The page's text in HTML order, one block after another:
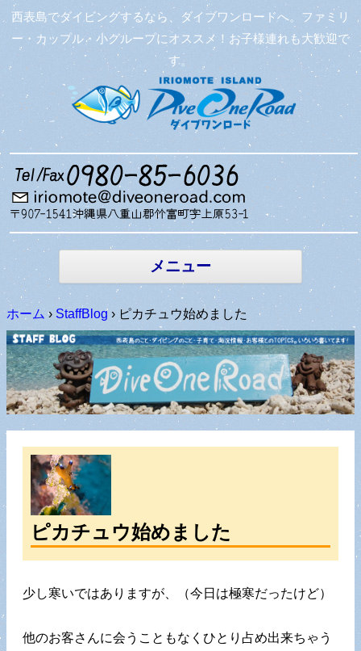
西表島でダイビングするなら、ダイブワンロードへ。ファミリ
ー・カップル・小グループにオススメ！お子様連れも大歓迎で
す。
メニュー
コンテン
ホーム › StaffBlog › ピカチュウ始めました
ピカチュウ始めました
少し寒いではありますが、（今日は極寒だったけど）
他のお客さんに会うこともなくひとり占め出来ちゃう